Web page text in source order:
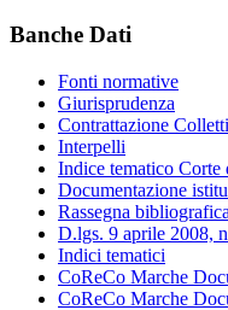
Banche Dati
Fonti normative
Giurisprudenza
Contrattazione
Interpelli
Indice tematico Corte
Documentazione
Rassegna bibliografica
D.lgs. 9 aprile 2008,
Indici tematici
CoReCo Marche
CoReCo Marche